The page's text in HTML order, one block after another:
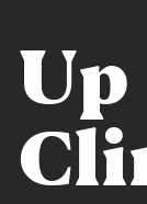
Rosa e
Spazi
Editoriale
Up